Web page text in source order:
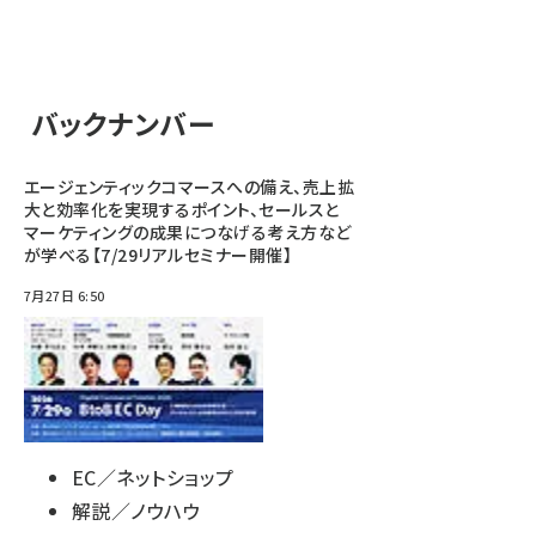
バックナンバー
エージェンティックコマースへの備え、売上拡
大と効率化を実現するポイント、セールスと
マーケティングの成果につなげる考え方など
が学べる【7/29リアルセミナー開催】
7月27日 6:50
EC／ネットショップ
解説／ノウハウ